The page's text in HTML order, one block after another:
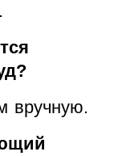
вручную.